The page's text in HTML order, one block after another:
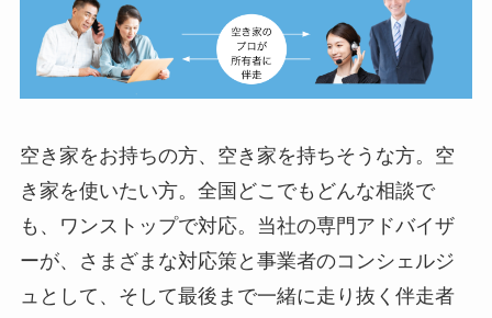
空き家をお持ちの方、空き家を持ちそうな方。空
き家を使いたい方。全国どこでもどんな相談で
も、ワンストップで対応。当社の専門アドバイザ
ーが、さまざまな対応策と事業者のコンシェルジ
ュとして、そして最後まで一緒に走り抜く伴走者